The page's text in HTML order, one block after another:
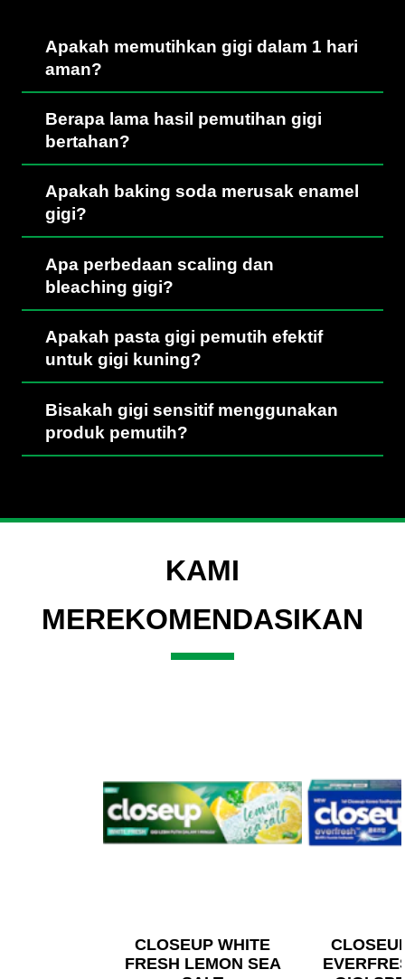
Apakah memutihkan gigi dalam 1 hari
aman?
Berapa lama hasil pemutihan gigi
bertahan?
Apakah baking soda merusak enamel
gigi?
Apa perbedaan scaling dan
bleaching gigi?
Apakah pasta gigi pemutih efektif
untuk gigi kuning?
Bisakah gigi sensitif menggunakan
produk pemutih?
KAMI
MEREKOMENDASIKAN
CLOSEUP WHITE
FRESH LEMON SEA